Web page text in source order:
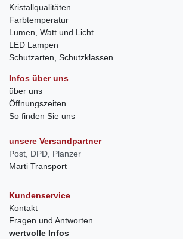
Kristallqualitäten
Farbtemperatur
Lumen, Watt und Licht
LED Lampen
Schutzarten, Schutzklassen
Infos über uns
über uns
Öffnungszeiten
So finden Sie uns
unsere Versandpartner
Post, DPD, Planzer
Marti Transport
Kundenservice
Kontakt
Fragen und Antworten
wertvolle Infos